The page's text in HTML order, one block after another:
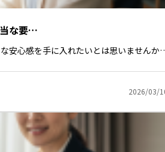
な要…
安心感を手に入れたいとは思いません
2026/03/